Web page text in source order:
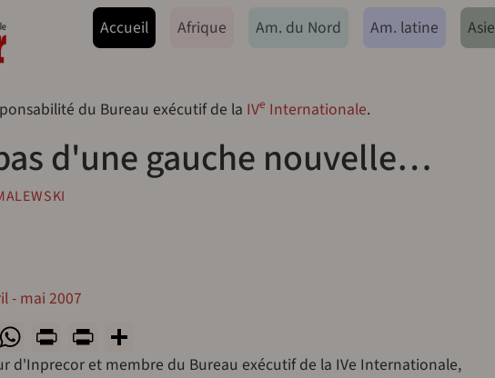
Navegação principal
Accueil Afrique Am. du Nord Am. latine Asie
du Bureau exécutif de la IVe Internationale.
d'une gauche nouvelle…
- mai 2007
Bluesky
WhatsApp
PrintPrintFriendly
d'Inprecor et membre du Bureau exécutif de la IVe Internationale,